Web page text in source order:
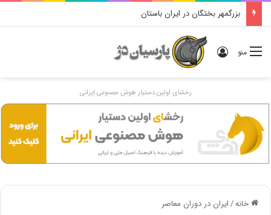
دوگانهٔ «ایرانی و اَنیرانی»: بررسی تاریخی، مفهومی و ایدئولوژیک
منو ورود
رخشای اولین دستیار هوش مصنوعی ایرانی
خانه/ایران در دوران معاصر